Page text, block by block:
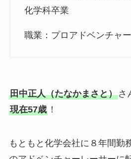
化学科​​卒業
職業：プロアドベンチャ
田中正人（たなかまさと）さ
現在57歳！
もともと化学会社に８年間勤